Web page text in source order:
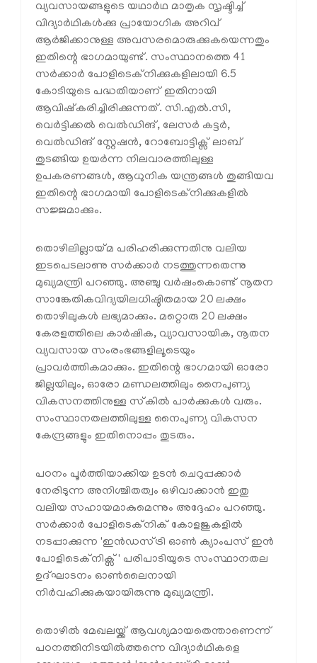
വ്യവസായങ്ങളുടെ യഥാർഥ മാതൃക സൃഷ്ടിച്ച്
വിദ്യാർഥികൾക്കു പ്രായോഗിക അറിവ്
ആർജിക്കാനുള്ള അവസരമൊരുക്കുകയെന്നതും
ഇതിന്റെ ഭാഗമായുണ്ട്. സംസ്ഥാനത്തെ 41
സർക്കാർ പോളിടെക്നിക്കുകളിലായി 6.5
കോടിയുടെ പദ്ധതിയാണ് ഇതിനായി
ആവിഷ്‌കരിച്ചിരിക്കുന്നത്. സി.എൽ.സി,
വെർട്ടിക്കൽ വെൽഡിങ്, ലേസർ കട്ടർ,
വെൽഡിങ് സ്റ്റേഷൻ, റോബോട്ടിക്സ് ലാബ്
തുടങ്ങിയ ഉയർന്ന നിലവാരത്തിലുള്ള
ഉപകരണങ്ങൾ, ആധുനിക യന്ത്രങ്ങൾ തുങ്ങിയവ
ഇതിന്റെ ഭാഗമായി പോളിടെക്നിക്കുകളിൽ
സജ്ജമാക്കും.
തൊഴിലില്ലായ്മ പരിഹരിക്കുന്നതിനു വലിയ
ഇടപെടലാണു സർക്കാർ നടത്തുന്നതെന്നു
മുഖ്യമന്ത്രി പറഞ്ഞു. അഞ്ചു വർഷംകൊണ്ട് നൂതന
സാങ്കേതികവിദ്യയിലധിഷ്ഠിതമായ 20 ലക്ഷം
തൊഴിലുകൾ ലഭ്യമാക്കും. മറ്റൊരു 20 ലക്ഷം
കേരളത്തിലെ കാർഷിക, വ്യാവസായിക, നൂതന
വ്യവസായ സംരംഭങ്ങളിലൂടെയും
പ്രാവർത്തികമാക്കും. ഇതിന്റെ ഭാഗമായി ഓരോ
ജില്ലയിലും, ഓരോ മണ്ഡലത്തിലും നൈപുണ്യ
വികസനത്തിനുള്ള സ്‌കിൽ പാർക്കുകൾ വരും.
സംസ്ഥാനതലത്തിലുള്ള നൈപുണ്യ വികസന
കേന്ദ്രങ്ങളും ഇതിനൊപ്പം തുടരും.
പഠനം പൂർത്തിയാക്കിയ ഉടൻ ചെറുപ്പക്കാർ
നേരിടുന്ന അനിശ്ചിതത്വം ഒഴിവാക്കാൻ ഇതു
വലിയ സഹായമാകുമെന്നും അദ്ദേഹം പറഞ്ഞു.
സർക്കാർ പോളിടെക്നിക് കോളജുകളിൽ
നടപ്പാക്കുന്ന 'ഇൻഡസ്ട്രി ഓൺ ക്യാംപസ് ഇൻ
പോളിടെക്നിക്സ്' പരിപാടിയുടെ സംസ്ഥാനതല
ഉദ്ഘാടനം ഓൺലൈനായി
നിർവഹിക്കുകയായിരുന്നു മുഖ്യമന്ത്രി.
തൊഴിൽ മേഖലയ്ക്ക് ആവശ്യമായതെന്താണെന്ന്
പഠനത്തിനിടയിൽത്തന്നെ വിദ്യാർഥികളെ